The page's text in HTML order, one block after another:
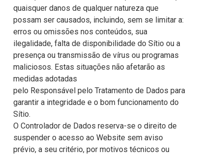
quaisquer danos de qualquer natureza que
possam ser causados, incluindo, sem se limitar a:
erros ou omissões nos conteúdos, sua
ilegalidade, falta de disponibilidade do Sítio ou a
presença ou transmissão de vírus ou programas
maliciosos. Estas situações não afetarão as
medidas adotadas
pelo Responsável pelo Tratamento de Dados para
garantir a integridade e o bom funcionamento do
Sítio.
O Controlador de Dados reserva-se o direito de
suspender o acesso ao Website sem aviso
prévio, a seu critério, por motivos técnicos ou